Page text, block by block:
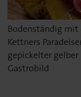
Bodenständig mit
Kettners
gepickelter gelber
Gastrobild